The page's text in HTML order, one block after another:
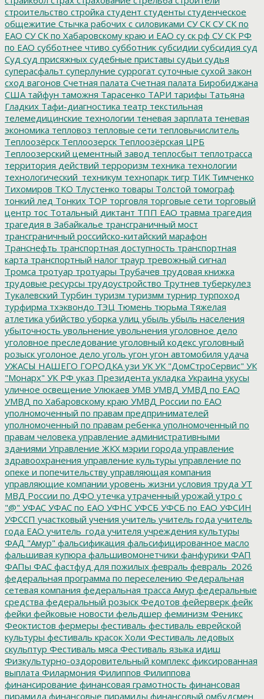
строительство стройка студент студенты студенческое
общежитие Стычка рабочих с силовиками СУ СК СУ СК по
ЕАО СУ СК по Хабаровскому краю и ЕАО су ск рф СУ СК РФ
по ЕАО субботнее чтиво субботник субсидии субсидия суд
Суд суд присяжных судебные приставы судьи судья
суперасфальт суперлуние суррогат суточные сухой закон
сход вагонов Счетная палата Счетная палата Биробиджана
США тайфун таможня Тарасенко ТАРИ тарифы Татьяна
Гладких Тафи-диагностика театр текстильная
телемедицинские технологии теневая зарплата теневая
экономика тепловоз тепловые сети тепловычислитель
Теплоозёрск Теплоозерск Теплоозёрская ЦРБ
Теплоозерский цементный завод теплосбыт теплотрасса
территория действий терроризм техника технологии
технологический_техникум технопарк тигр ТИК Тимченко
Тихомиров ТКО Тлустенко товары Толстой томограф
тонкий лед Тонких ТОР торговля торговые сети торговый
центр тос Тотальный диктант ТПП ЕАО травма трагедия
трагедия в Забайкалье трансграничный мост
трансграничный российско-китайский марафон
Транснефть транспортная доступность транспортная
карта транспортный налог траур тревожный сигнал
Тромса тротуар тротуары Трубачев трудовая книжка
трудовые ресурсы трудоустройство Трутнев туберкулез
Тукалевский Турбин туризм туризмм турнир турпоход
турфирма тхэквондо ТЭЦ Тюмень тюрьма Тяжелая
атлетика убийство уборка улиц убыль убыль населения
убыточность увольнение увольнения уголовное дело
уголовное преследование уголовный кодекс уголовный
розыск уголоное дело уголь угон угон автомобиля удача
УЖАСЫ НАШЕГО ГОРОДКА узи УК УК "ДомСтроСервис" УК
"Монарх" УК РФ указ Президента укладка Украина укусы
уличное освещение Улюкаев УМВ УМВД УМВД по ЕАО
УМВД по Хабаровскому краю УМВД России по ЕАО
уполномоченный по правам предпринимателей
уполномоченный по правам ребенка уполномоченный по
правам человека управление административными
зданиями Управление ЖКХ мэрии города управление
здравоохранения управление культуры управление по
опеке и попечительству управляющая компания
управляющие компании уровень жизни условия труда УТ
МВД России по ДФО утечка утраченный урожай утро с
"@" УФАС УФАС по ЕАО УФНС УФСБ УФСБ по ЕАО УФСИН
УФССП участковый учения учитель учитель года учитель
года ЕАО учитель_года учителя учреждения культуры
ФАД "Амур" фальсификация фальсифицированное масло
фальшивая купюра фальшивомонетчики фанфурики ФАП
ФАПы ФАС фастфуд для пожилых февраль февраль_2026
федеральная программа по переселению Федеральная
сетевая компания федеральная трасса Амур федеральные
средства федеральный розыск Федотов фейерверк фейк
фейки фейковые новости фельдшер феминизм Феникс
Феоктистов фермеры фестиваль фестиваль еврейской
культуры фестиваль красок Холи Фестиваль ледовых
скульптур Фестиваль мяса Фестиваль языка идиш
Физкультурно-оздоровительный комплекс фиксированная
выплата Филармония Филиппов Филиппова
финансирование финансовая грамотность финансовая
пирамида финансовые пирамиды финансовый омбудсмен